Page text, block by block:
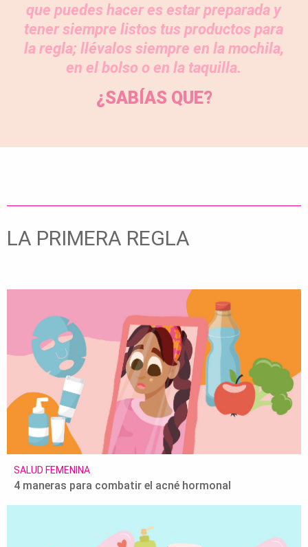
que puedes hacer es estar preparada y
tener siempre listos tus productos para
la regla; llévalos siempre en la mochila,
en el bolso o en la taquilla.
¿SABÍAS QUE?
LA PRIMERA REGLA
SALUD FEMENINA
4 maneras para combatir el acné hormonal